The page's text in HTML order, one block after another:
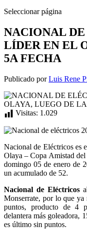
Seleccionar página
NACIONAL
LÍDER EN EL
5A FECHA
Publicado porLuis Rene
Visitas: 1.029
Nacional de Eléctricos es
Olaya – Copa Amistad
domingo 05 de enero de
un acumulado de 52.
Nacional de Eléctricos
Monserrate, por lo que
puntos, producto de 4
delantera más goleadora,
es último sin puntos.